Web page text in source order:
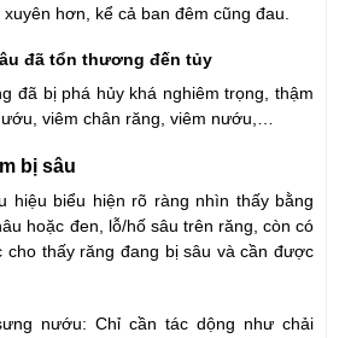
hơn, kể cả ban đêm cũng đau.
đã tổn thương đến tủy
đã bị phá hủy khá nghiêm trọng, thậm
viêm chân răng, viêm nướu,…
bị sâu
hiệu biểu hiện rõ ràng nhìn thấy bằng
hoặc đen, lỗ/hố sâu trên răng, còn có
cho thấy răng đang bị sâu và cần được
nướu: Chỉ cần tác dộng như chải